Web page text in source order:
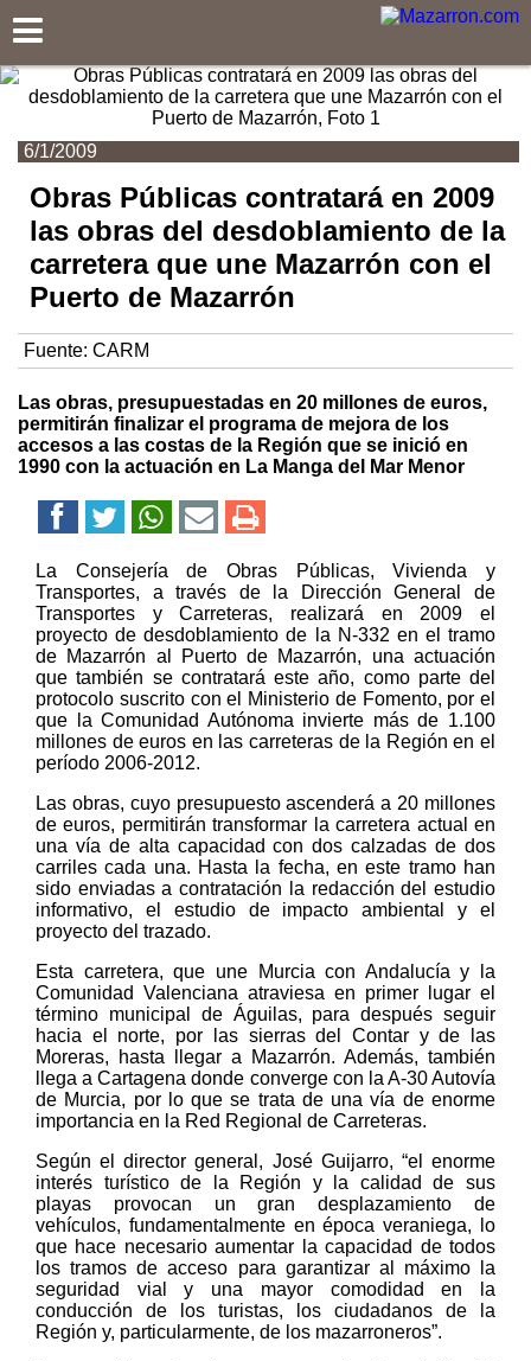
6/1/2009
Obras Públicas contratará en 2009
las obras del desdoblamiento de la
carretera que une Mazarrón con el
Puerto de Mazarrón
Fuente: CARM
Las obras, presupuestadas en 20 millones de euros,
permitirán finalizar el programa de mejora de los
accesos a las costas de la Región que se inició en
1990 con la actuación en La Manga del Mar Menor
La Consejería de Obras Públicas, Vivienda y
Transportes, a través de la Dirección General de
Transportes y Carreteras, realizará en 2009 el
proyecto de desdoblamiento de la N-332 en el tramo
de Mazarrón al Puerto de Mazarrón, una actuación
que también se contratará este año, como parte del
protocolo suscrito con el Ministerio de Fomento, por el
que la Comunidad Autónoma invierte más de 1.100
millones de euros en las carreteras de la Región en el
período 2006-2012.
Las obras, cuyo presupuesto ascenderá a 20 millones
de euros, permitirán transformar la carretera actual en
una vía de alta capacidad con dos calzadas de dos
carriles cada una. Hasta la fecha, en este tramo han
sido enviadas a contratación la redacción del estudio
informativo, el estudio de impacto ambiental y el
proyecto del trazado.
Esta carretera, que une Murcia con Andalucía y la
Comunidad Valenciana atraviesa en primer lugar el
término municipal de Águilas, para después seguir
hacia el norte, por las sierras del Contar y de las
Moreras, hasta llegar a Mazarrón. Además, también
llega a Cartagena donde converge con la A-30 Autovía
de Murcia, por lo que se trata de una vía de enorme
importancia en la Red Regional de Carreteras.
Según el director general, José Guijarro, “el enorme
interés turístico de la Región y la calidad de sus
playas provocan un gran desplazamiento de
vehículos, fundamentalmente en época veraniega, lo
que hace necesario aumentar la capacidad de todos
los tramos de acceso para garantizar al máximo la
seguridad vial y una mayor comodidad en la
conducción de los turistas, los ciudadanos de la
Región y, particularmente, de los mazarroneros”.